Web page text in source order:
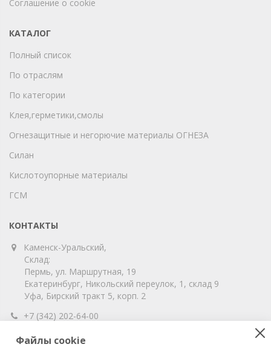
Соглашение о cookie
КАТАЛОГ
Полный список
По отраслям
По категории
Клея,герметики,смолы
Огнезащитные и негорючие материалы ОГНЕЗА
Силан
Кислотоупорные материалы
ГСМ
КОНТАКТЫ
Каменск-Уральский,
Склад:
Пермь, ул. Маршрутная, 19
Екатеринбург, Никольский переулок, 1, склад 9
Уфа, Бирский тракт 5, корп. 2
+7 (342) 202-64-00
info@vitahim-perm.ru
Файлы cookie